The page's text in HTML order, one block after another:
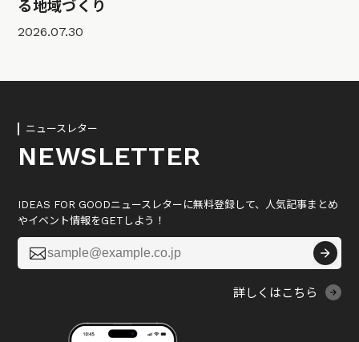
る地域づくり
2026.07.30
ニュースレター
NEWSLETTER
IDEAS FOR GOODニュースレターに無料登録して、人気記事まとめ
やイベント情報をGETしよう！

詳しくはこちら